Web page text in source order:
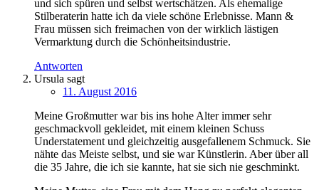
und sich spüren und selbst wertschätzen. Als ehemalige
Stilberaterin hatte ich da viele schöne Erlebnisse. Mann &
Frau müssen sich freimachen von der wirklich lästigen
Vermarktung durch die Schönheitsindustrie.
Antworten
Ursula sagt
11. August 2016
Meine Großmutter war bis ins hohe Alter immer sehr
geschmackvoll gekleidet, mit einem kleinen Schuss
Understatement und gleichzeitig ausgefallenem Schmuck. Sie
nähte das Meiste selbst, und sie war Künstlerin. Aber über all
die 35 Jahre, die ich sie kannte, hat sie sich nie geschminkt.